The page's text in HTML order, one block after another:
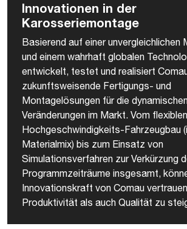
Innovationen in der
Karosseriemontage
Basierend auf einer unvergleichlichen
und einem wahrhaft globalen
entwickelt, testet und realisiert
zukunftsweisende Fertigungs- und
Montagelösungen für die
Veränderungen im Markt. Vom flexiblen
Hochgeschwindigkeits-Fahrzeugbau
Materialmix) bis zum Einsatz von
Simulationsverfahren zur Verkürzung
Programmzeiträume insgesamt,
Innovationskraft von Comau
Produktivität als auch Qualität zu